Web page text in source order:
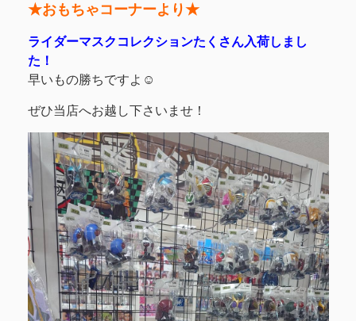
★おもちゃコーナーより★
ライダーマスクコレクションたくさん入荷しまし
た！
早いもの勝ちですよ☺
ぜひ当店へお越し下さいませ！